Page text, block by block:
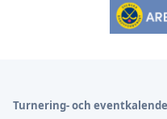
Turnering- och